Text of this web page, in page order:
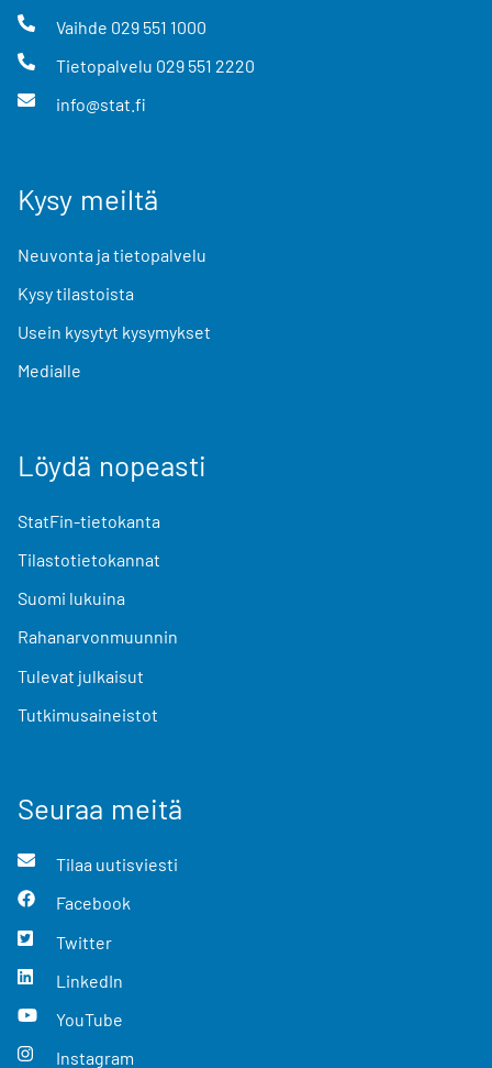
Vaihde 029 551 1000
Tietopalvelu 029 551 2220
info@stat.fi
Kysy meiltä
Neuvonta ja tietopalvelu
Kysy tilastoista
Usein kysytyt kysymykset
Medialle
Löydä nopeasti
StatFin-tietokanta
Tilastotietokannat
Suomi lukuina
Rahanarvonmuunnin
Tulevat julkaisut
Tutkimusaineistot
Seuraa meitä
Tilaa uutisviesti
Facebook
Twitter
LinkedIn
YouTube
Instagram